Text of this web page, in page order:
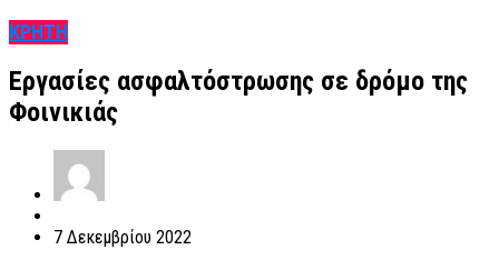
ΚΡΗΤΗ
Εργασίες ασφαλτόστρωσης σε δρόμο της
Φοινικιάς
7 Δεκεμβρίου 2022